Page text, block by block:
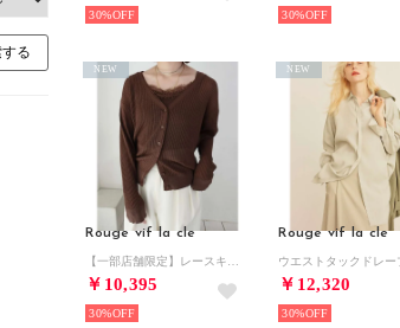
30% 30%
Rouge vif la cle
￥10,395
NEW
30%
Rouge vif la cle
￥12,320
NEW
30%